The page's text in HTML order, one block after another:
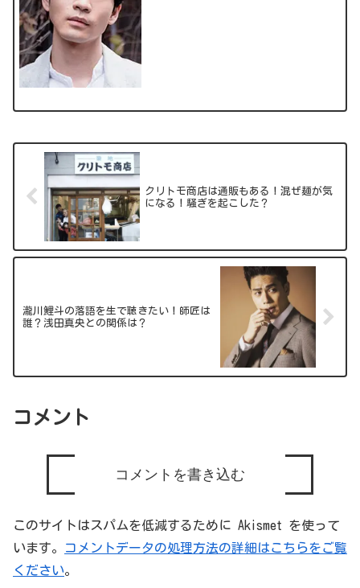
クリトモ商店は通販もある！混ぜ麺が気
になる！騒ぎを起こした？
瀧川鯉斗の落語を生で聴きたい！師匠は
誰？浅田真央との関係は？
コメント
コメントを書き込む
このサイトはスパムを低減するために Akismet を使って
います。
コメントデータの処理方法の詳細はこちらをご覧
ください。